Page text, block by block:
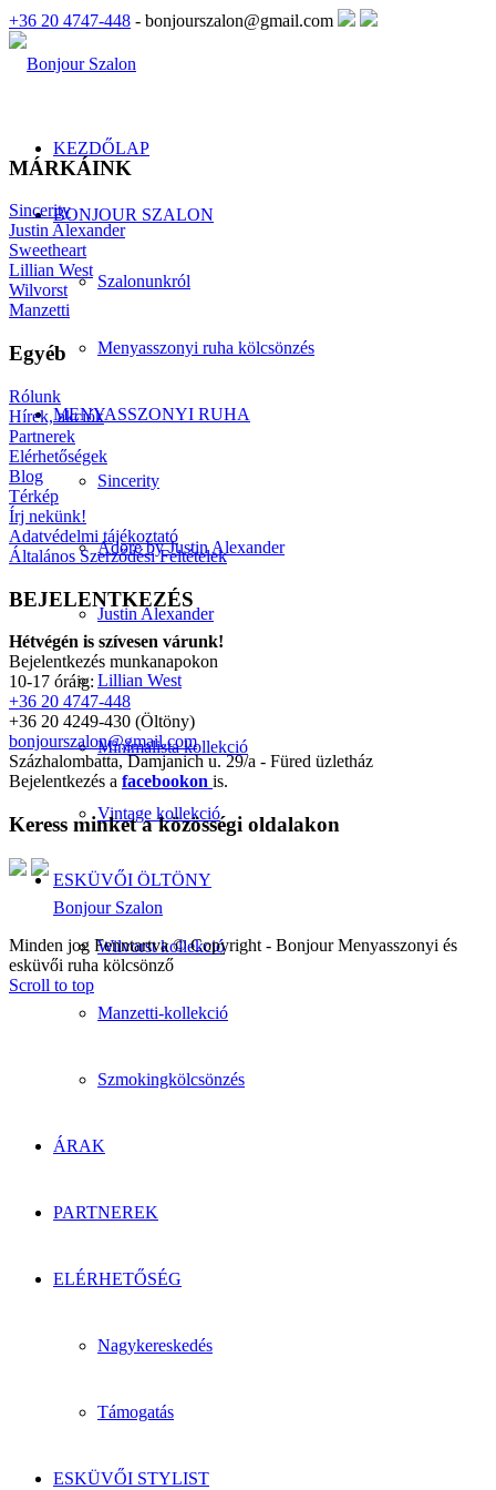
+36 20 4747-448 - bonjourszalon@gmail.com
KEZDŐLAP
BONJOUR SZALON
Szalonunkról
Menyasszonyi ruha kölcsönzés
MENYASSZONYI RUHA
Sincerity
Adore by Justin Alexander
Justin Alexander
Lillian West
Minimalista kollekció
Vintage kollekció
ESKÜVŐI ÖLTÖNY
Wilvorst kollekció
Manzetti-kollekció
Szmokingkölcsönzés
ÁRAK
PARTNEREK
ELÉRHETŐSÉG
Nagykereskedés
Támogatás
ESKÜVŐI STYLIST
MÁRKÁINK
Sincerity
Justin Alexander
Sweetheart
Lillian West
Wilvorst
Manzetti
Egyéb
Rólunk
Hírek, akciók
Partnerek
Elérhetőségek
Blog
Térkép
Írj nekünk!
Adatvédelmi tájékoztató
Általános Szerződési Feltételek
BEJELENTKEZÉS
Hétvégén is szívesen várunk!
Bejelentkezés munkanapokon
10-17 óráig:
+36 20 4747-448
+36 20 4249-430 (Öltöny)
bonjourszalon@gmail.com
Százhalombatta, Damjanich u. 29/a - Füred üzletház
Bejelentkezés a facebookon is.
Keress minket a közösségi oldalakon
Bonjour Szalon
Minden jog Fenntartva © Copyright - Bonjour Menyasszonyi és
esküvői ruha kölcsönző
Scroll to top